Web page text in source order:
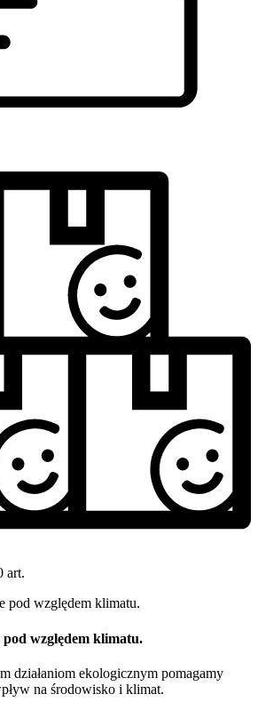
art.
względem klimatu.
działaniom ekologicznym pomagamy
na środowisko i klimat.